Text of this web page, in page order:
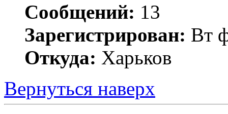
Сообщений: 13
Зарегистрирован: Вт
Откуда: Харьков
Вернуться наверх